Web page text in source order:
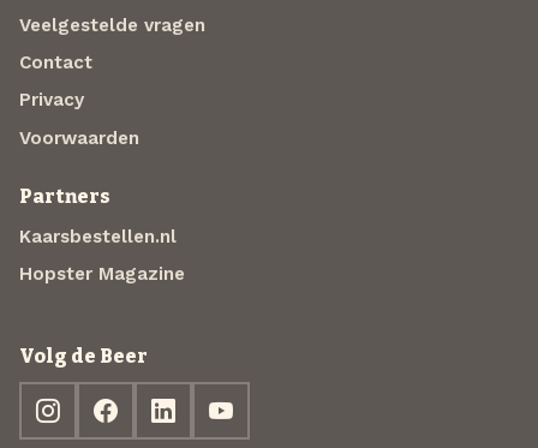
Veelgestelde vragen
Contact
Privacy
Voorwaarden
Partners
Kaarsbestellen.nl
Hopster Magazine
Volg de Beer